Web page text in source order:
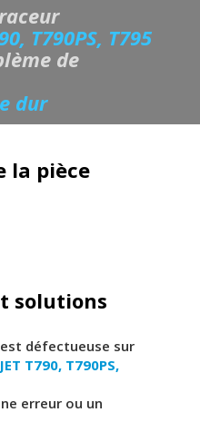
T790PS, T795
de
dur
la pièce
solutions
est défectueuse sur
T790, T790PS,
erreur ou un